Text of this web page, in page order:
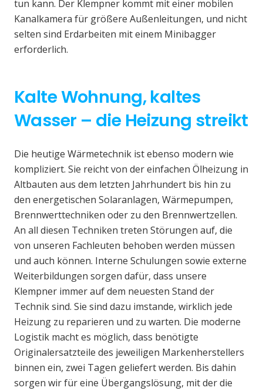
tun kann. Der Klempner kommt mit einer mobilen
Kanalkamera für größere Außenleitungen, und nicht
selten sind Erdarbeiten mit einem Minibagger
erforderlich.
Kalte Wohnung, kaltes
Wasser – die Heizung streikt
Die heutige Wärmetechnik ist ebenso modern wie
kompliziert. Sie reicht von der einfachen Ölheizung in
Altbauten aus dem letzten Jahrhundert bis hin zu
den energetischen Solaranlagen, Wärmepumpen,
Brennwerttechniken oder zu den Brennwertzellen.
An all diesen Techniken treten Störungen auf, die
von unseren Fachleuten behoben werden müssen
und auch können. Interne Schulungen sowie externe
Weiterbildungen sorgen dafür, dass unsere
Klempner immer auf dem neuesten Stand der
Technik sind. Sie sind dazu imstande, wirklich jede
Heizung zu reparieren und zu warten. Die moderne
Logistik macht es möglich, dass benötigte
Originalersatzteile des jeweiligen Markenherstellers
binnen ein, zwei Tagen geliefert werden. Bis dahin
sorgen wir für eine Übergangslösung, mit der die